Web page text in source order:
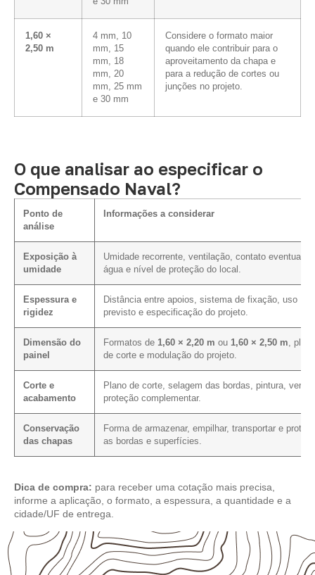
1,60 ×
2,50 m
4 mm, 10
mm, 15
mm, 18
mm, 20
mm, 25 mm
e 30 mm
Considere o formato maior
quando ele contribuir para o
aproveitamento da chapa e
para a redução de cortes ou
junções no projeto.
O que analisar ao especificar o
Compensado Naval?
Ponto de
análise
Informações a considerar
Exposição à
umidade
Umidade recorrente, ventilação, contato eventual
água e nível de proteção do local.
Espessura e
rigidez
Distância entre apoios, sistema de fixação, uso
previsto e especificação do projeto.
Dimensão do
painel
Formatos de 1,60 × 2,20 m ou 1,60 × 2,50 m, plano
de corte e modulação do projeto.
Corte e
acabamento
Plano de corte, selagem das bordas, pintura,
proteção complementar.
Conservação
das chapas
Forma de armazenar, empilhar, transportar e
as bordas e superfícies.
Dica de compra: para receber uma cotação mais precisa,
informe a aplicação, o formato, a espessura, a quantidade e a
cidade/UF de entrega.